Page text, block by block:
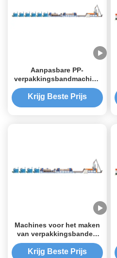
Aanpasbare PP-
verpakkingsbandmachine
voor klantvereisten
Krijg Beste Prijs
Machines voor het maken
van verpakkingsbanden
van PP met hoge prestaties
voor industriële productie
Krijg Beste Prijs